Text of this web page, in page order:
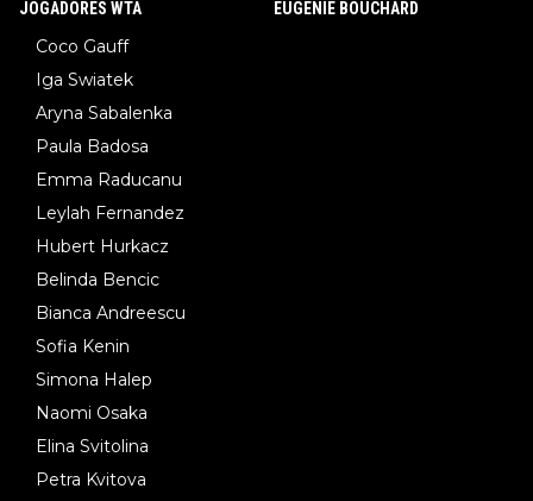
JOGADORES WTA
Coco Gauff
Iga Swiatek
Aryna Sabalenka
Paula Badosa
Emma Raducanu
Leylah Fernandez
Hubert Hurkacz
Belinda Bencic
Bianca Andreescu
Sofia Kenin
Simona Halep
Naomi Osaka
Elina Svitolina
Petra Kvitova
EUGENIE BOUCHARD